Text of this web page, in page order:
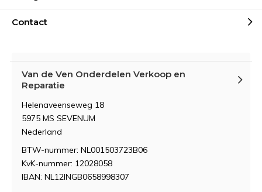
Contact
Van de Ven Onderdelen Verkoop en
Reparatie
Helenaveenseweg 18
5975 MS SEVENUM
Nederland
BTW-nummer: NL001503723B06
KvK-nummer: 12028058
IBAN: NL12INGB0658998307